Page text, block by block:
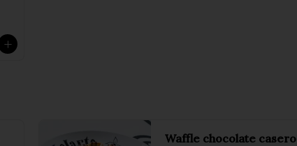
Waffle chocolate casero